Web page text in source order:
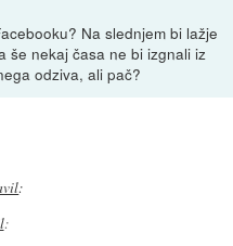
Na slednjem bi lažje
še nekaj časa ne bi izgnali iz
odziva, ali pač?
:
: